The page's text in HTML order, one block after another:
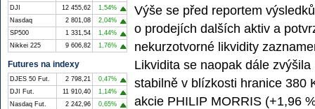
Výše se před reportem
o prodejích dalších aktiv a
nekurzotvorné likvidity
Likvidita se naopak dále
stabilně v blízkosti hranice 380
akcie PHILIP MORRIS (+1,96
DJI
12 455,62
1,54%
Nasdaq
2 801,08
2,04%
SP500
1 331,54
1,44%
Nikkei 225
9 606,82 1,76%
Futures na indexy
DJES 50 Fut. 2 798,21
0,47%
DJI Fut.
11 910,40
1,14%
Nasdaq Fut.
2 242,96
0,65%